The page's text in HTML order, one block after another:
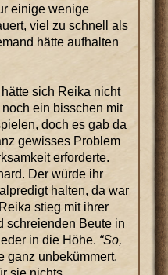
einige wenige
viel zu schnell als
hätte aufhalten
sich Reika nicht
ein bisschen mit
doch es gab da
gewisses Problem
erforderte.
Der würde ihr
halten, da war
stieg mit ihrer
schreienden Beute in
in die Höhe. “So,
ganz unbekümmert.